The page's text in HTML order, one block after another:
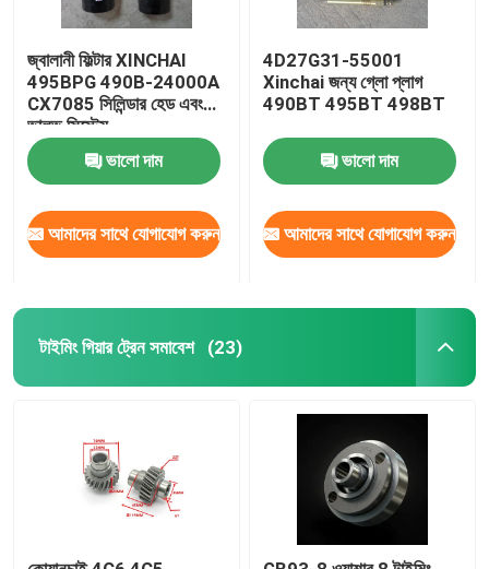
জ্বালানী ফিল্টার XINCHAI
495BPG 490B-24000A
CX7085 সিলিন্ডার হেড এবং
ভালভ সিস্টেম
ভালো দাম
আমাদের সাথে যোগাযোগ করুন
4D27G31-55001
Xinchai জন্য গ্লো প্লাগ
490BT 495BT 498BT
ভালো দাম
আমাদের সাথে যোগাযোগ করুন
টাইমিং গিয়ার ট্রেন সমাবেশ (23)